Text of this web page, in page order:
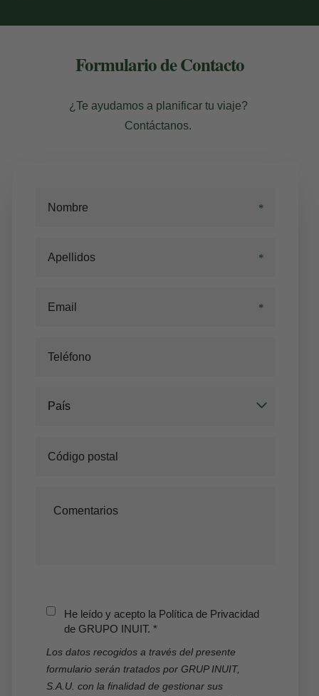
Mis Reservas
Localizador
Formulario de Contacto
¿Te ayudamos a planificar tu viaje?
Contáctanos.
País
He leído y acepto la Política de Privacidad
de GRUPO INUIT. *
Los datos recogidos a través del presente
formulario serán tratados por GRUP INUIT,
S.A.U. con la finalidad de gestionar sus